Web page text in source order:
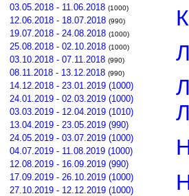
03.05.2018 - 11.06.2018 (1000)
12.06.2018 - 18.07.2018 (990)
19.07.2018 - 24.08.2018 (1000)
25.08.2018 - 02.10.2018 (1000)
03.10.2018 - 07.11.2018 (990)
08.11.2018 - 13.12.2018 (990)
14.12.2018 - 23.01.2019 (1000)
24.01.2019 - 02.03.2019 (1000)
03.03.2019 - 12.04.2019 (1010)
13.04.2019 - 23.05.2019 (990)
24.05.2019 - 03.07.2019 (1000)
04.07.2019 - 11.08.2019 (1000)
12.08.2019 - 16.09.2019 (990)
17.09.2019 - 26.10.2019 (1000)
27.10.2019 - 12.12.2019 (1000)